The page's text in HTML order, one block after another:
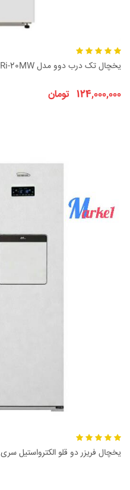
یخچال تک درب دوو مدل SRi-20MW
124,000,000 تومان
یخچال فریزر دو قلو الکترواستیل سری Electro Unique